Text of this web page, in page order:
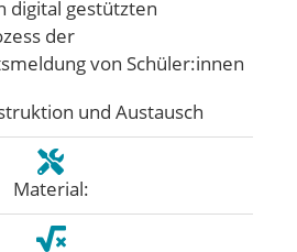
digital gestützten
der
von Schüler:innen
und Austausch
Material: